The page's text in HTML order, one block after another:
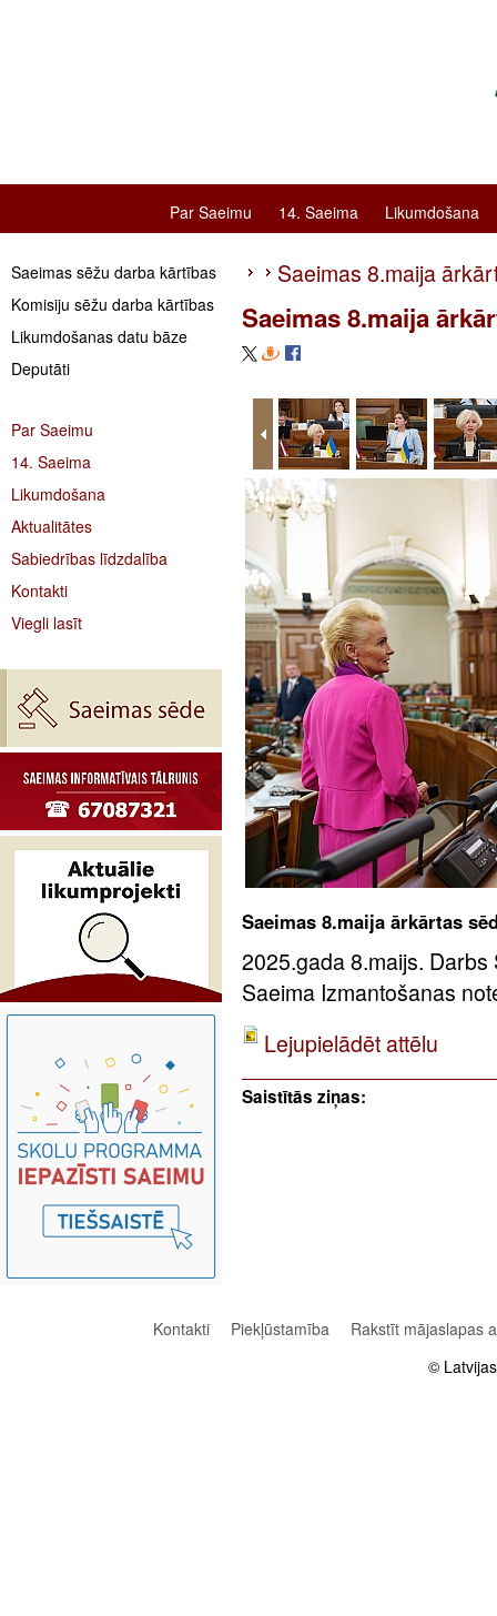
Par Saeimu 14. Saeima Likumdošana
Saeimas sēžu darba kārtības
Komisiju sēžu darba kārtības
Likumdošanas datu bāze
Deputāti
Par Saeimu
14. Saeima
Likumdošana
Aktualitātes
Sabiedrības līdzdalība
Kontakti
Viegli lasīt
Saeimas 8.maija
Saeimas 8.maija
Saeimas 8.maija ārkārtas
2025.gada 8.maijs.
Saeima Izmantošanas
Lejupielādēt attēlu
Saistītās ziņas:
Kontakti Piekļūstamība
Rakstīt mājaslapas
©